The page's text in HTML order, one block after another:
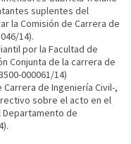
suplentes del
la Comisión de Carrera de
14).
por la Facultad de
Conjunta de la carrera de
000061/14)
Carrera de Ingeniería Civil-,
sobre el acto en el
de